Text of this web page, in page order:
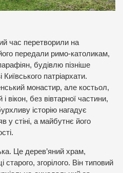
час перетворили на
передали римо-католикам,
будівлю пізніше
патріархати.
монастир, але костьол,
вікон, без вівтарної частини,
історію нагадує
у стіні, а майбутнє його
Це дерев’яний храм,
старого, згорілого. Він типовий